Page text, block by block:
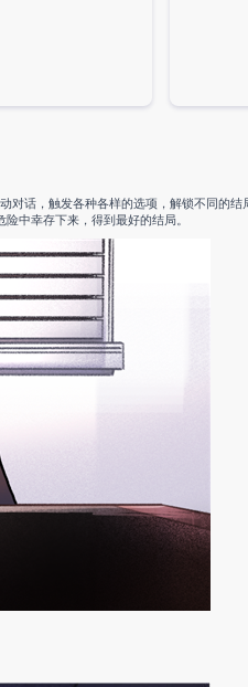
对话，触发各种各样的选项，解锁不同的结
中幸存下来，得到最好的结局。